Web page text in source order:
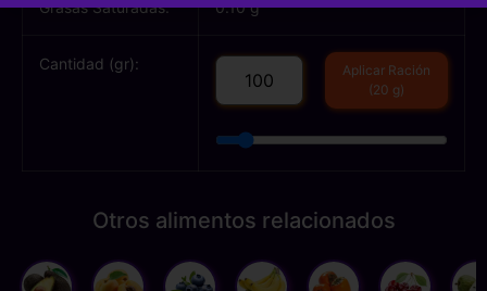
Grasas Saturadas: 0.10 g
Cantidad (gr):
Aplicar Ración
(20 g)
Otros alimentos relacionados